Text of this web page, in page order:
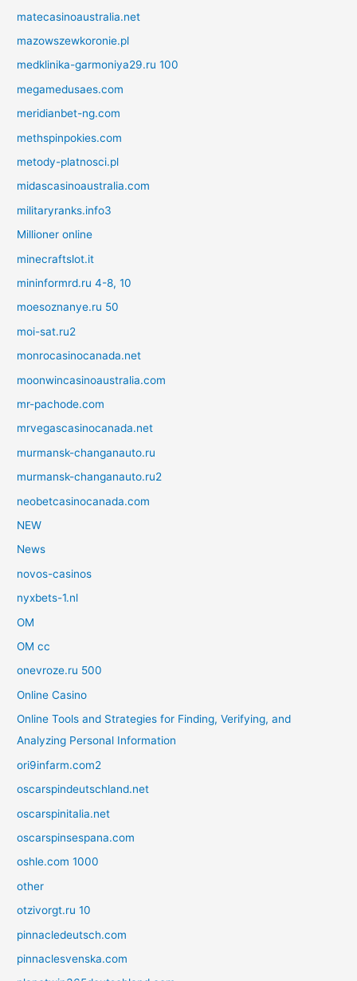
matecasinoaustralia.net
mazowszewkoronie.pl
medklinika-garmoniya29.ru 100
megamedusaes.com
meridianbet-ng.com
methspinpokies.com
metody-platnosci.pl
midascasinoaustralia.com
militaryranks.info3
Millioner online
minecraftslot.it
mininformrd.ru 4-8, 10
moesoznanye.ru 50
moi-sat.ru2
monrocasinocanada.net
moonwincasinoaustralia.com
mr-pachode.com
mrvegascasinocanada.net
murmansk-changanauto.ru
murmansk-changanauto.ru2
neobetcasinocanada.com
NEW
News
novos-casinos
nyxbets-1.nl
OM
OM cc
onevroze.ru 500
Online Casino
Online Tools and Strategies for Finding, Verifying, and
Analyzing Personal Information
ori9infarm.com2
oscarspindeutschland.net
oscarspinitalia.net
oscarspinsespana.com
oshle.com 1000
other
otzivorgt.ru 10
pinnacledeutsch.com
pinnaclesvenska.com